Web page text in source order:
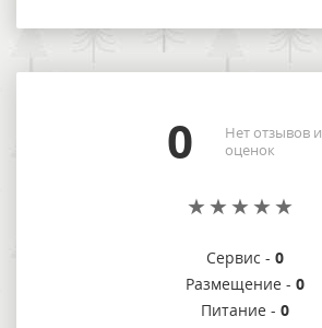
0
Нет отзывов и
оценок
Сервис - 0
Размещение - 0
Питание - 0